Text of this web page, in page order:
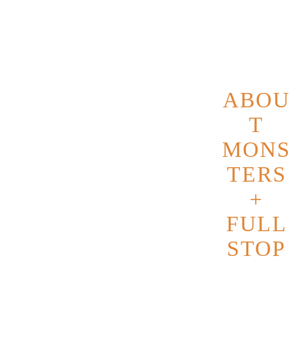
ABOU
T
MONS
TERS
+
FULL
STOP